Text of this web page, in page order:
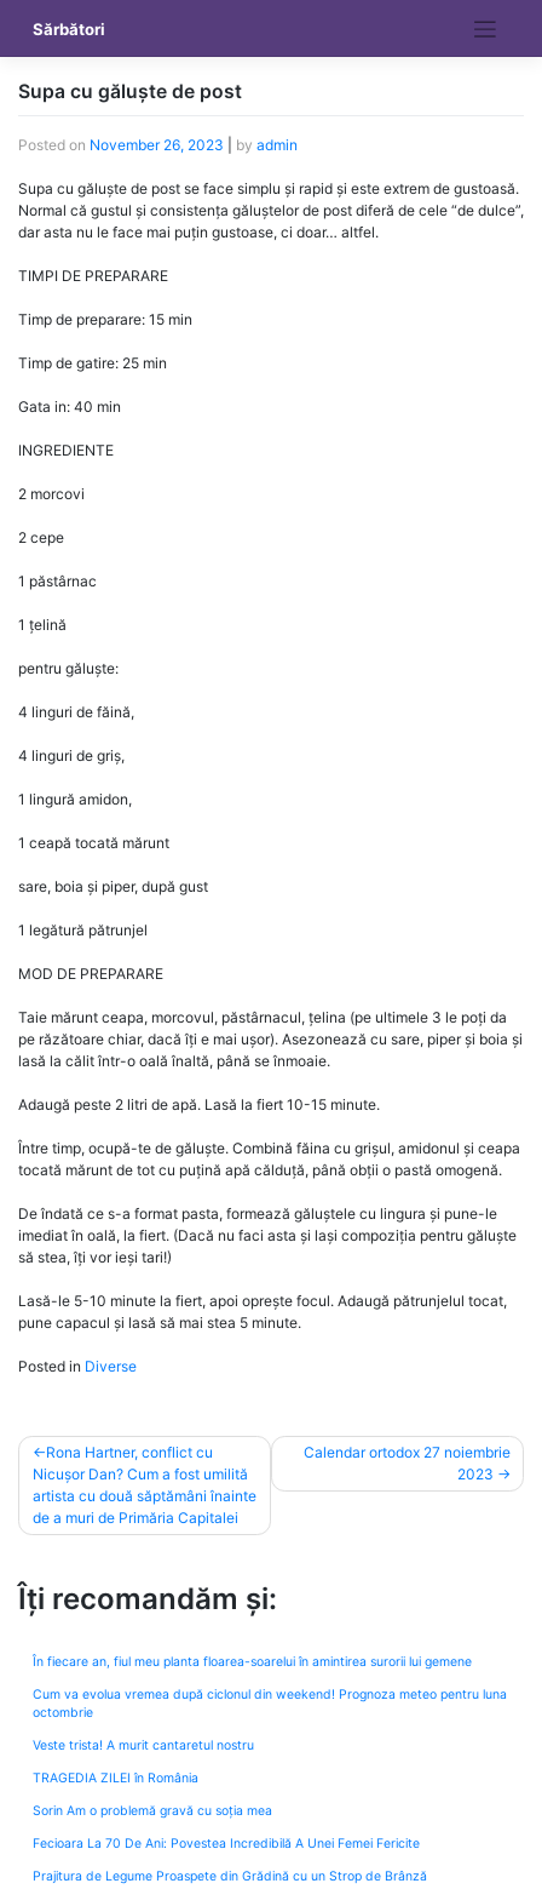
content
Sărbători
Supa cu găluște de post
Posted on November 26, 2023 by admin
Supa cu găluște de post se face simplu și rapid și este extrem de gustoasă.
Normal că gustul și consistența găluștelor de post diferă de cele “de dulce”,
dar asta nu le face mai puțin gustoase, ci doar… altfel.
TIMPI DE PREPARARE
Timp de preparare: 15 min
Timp de gatire: 25 min
Gata in: 40 min
INGREDIENTE
2 morcovi
2 cepe
1 păstârnac
1 țelină
pentru găluște:
4 linguri de făină,
4 linguri de griș,
1 lingură amidon,
1 ceapă tocată mărunt
sare, boia și piper, după gust
1 legătură pătrunjel
MOD DE PREPARARE
Taie mărunt ceapa, morcovul, păstârnacul, țelina (pe ultimele 3 le poți da
pe răzătoare chiar, dacă îți e mai ușor). Asezonează cu sare, piper și boia și
lasă la călit într-o oală înaltă, până se înmoaie.
Adaugă peste 2 litri de apă. Lasă la fiert 10-15 minute.
Între timp, ocupă-te de găluște. Combină făina cu grișul, amidonul și ceapa
tocată mărunt de tot cu puțină apă călduță, până obții o pastă omogenă.
De îndată ce s-a format pasta, formează găluștele cu lingura și pune-le
imediat în oală, la fiert. (Dacă nu faci asta și lași compoziția pentru găluște
să stea, îți vor ieși tari!)
Lasă-le 5-10 minute la fiert, apoi oprește focul. Adaugă pătrunjelul tocat,
pune capacul și lasă să mai stea 5 minute.
Posted in Diverse
Post
navigation
Rona Hartner, conflict cu
Nicușor Dan? Cum a fost umilită
artista cu două săptămâni înainte
de a muri de Primăria Capitalei
Calendar ortodox 27 noiembrie
2023
Îți recomandăm și:
În fiecare an, fiul meu planta floarea-soarelui în amintirea surorii lui gemene
Cum va evolua vremea după ciclonul din weekend! Prognoza meteo pentru luna
octombrie
Veste trista! A murit cantaretul nostru
TRAGEDIA ZILEI în România
Sorin Am o problemă gravă cu soția mea
Fecioara La 70 De Ani: Povestea Incredibilă A Unei Femei Fericite
Prajitura de Legume Proaspete din Grădină cu un Strop de Brânză